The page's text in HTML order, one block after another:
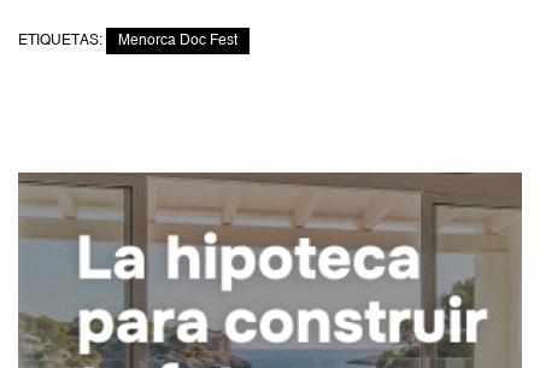
ETIQUETAS: Menorca Doc Fest